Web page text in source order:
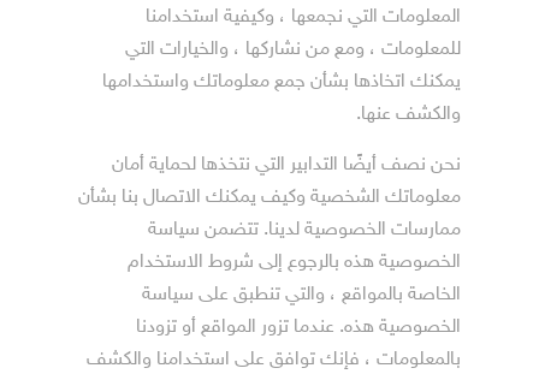
المعلومات التي نجمعها ، وكيفية استخدامنا
للمعلومات ، ومع من نشاركها ، والخيارات التي
يمكنك اتخاذها بشأن جمع معلوماتك واستخدامها
والكشف عنها.
نحن نصف أيضًا التدابير التي نتخذها لحماية أمان
معلوماتك الشخصية وكيف يمكنك الاتصال بنا بشأن
ممارسات الخصوصية لدينا. تتضمن سياسة
الخصوصية هذه بالرجوع إلى شروط الاستخدام
الخاصة بالمواقع ، والتي تنطبق على سياسة
الخصوصية هذه. عندما تزور المواقع أو تزودنا
بالمعلومات ، فإنك توافق على استخدامنا والكشف